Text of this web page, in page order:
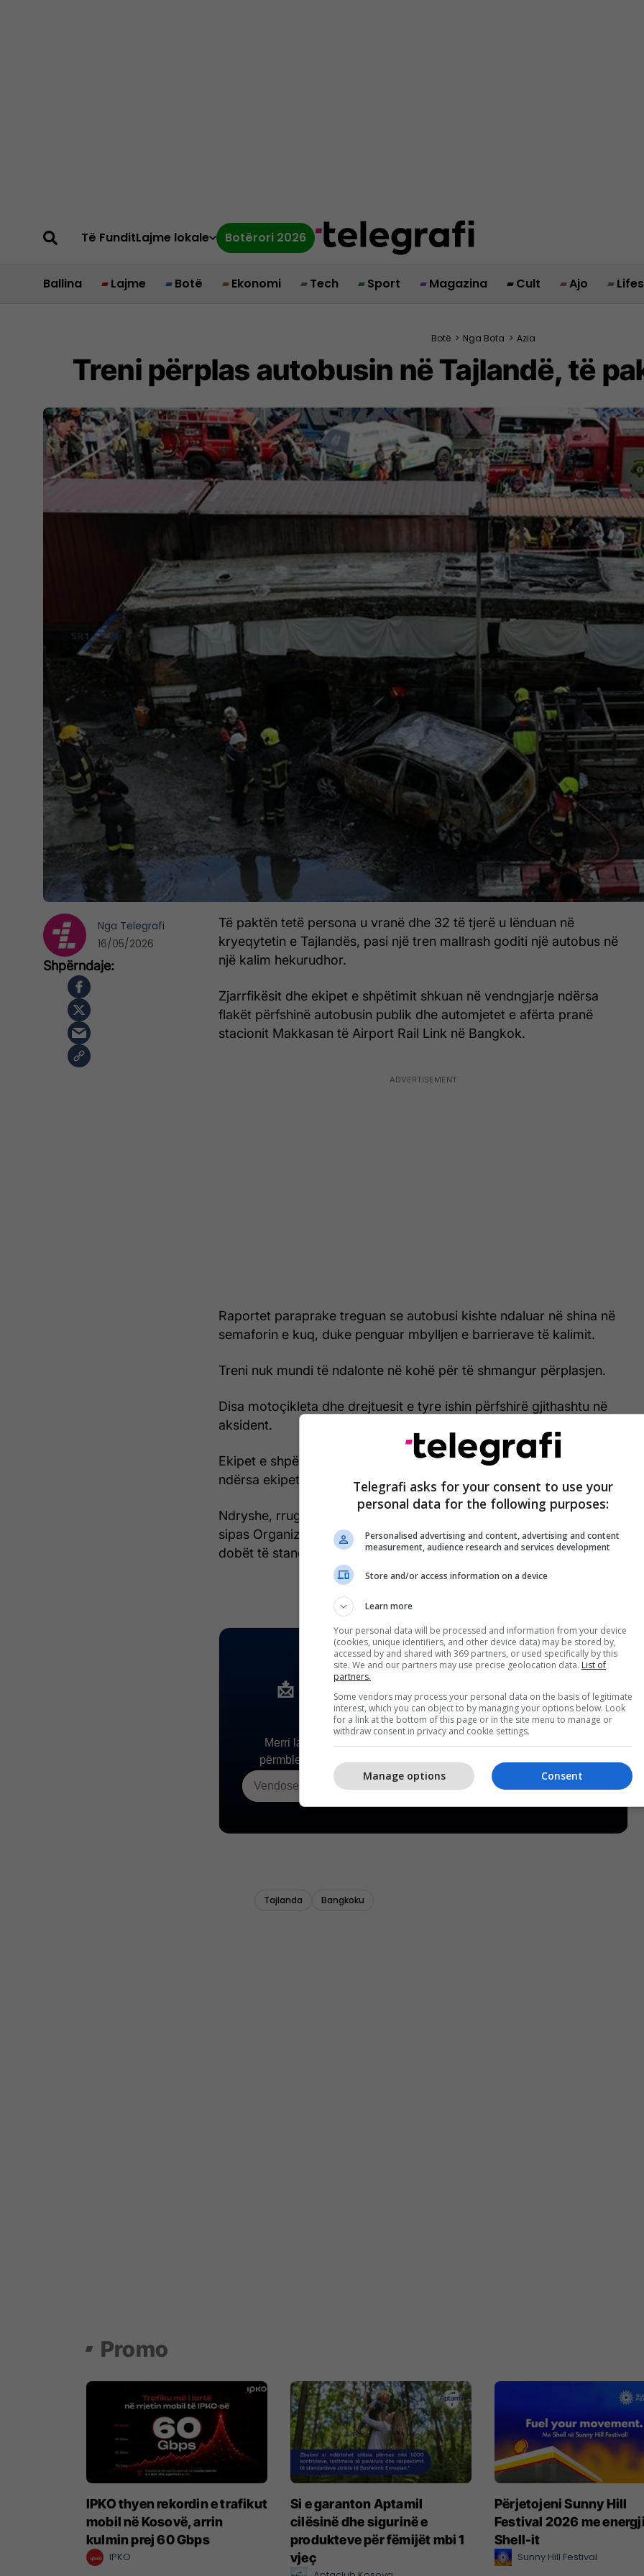
Të FunditLajme lokale Botërori 2026
Ballina Lajme Botë Ekonomi Tech Sport Magazina Cult Ajo
Botë > Nga Bota > Azia
Treni përplas autobusin në Tajlandë, të
Të paktën tetë persona u vranë dhe 32 të tjerë u lënduan në
kryeqytetin e Tajlandës, pasi një tren mallrash goditi një autobus në
një kalim hekurudhor.
Zjarrfikësit dhe ekipet e shpëtimit shkuan në vendngjarje ndërsa
flakët përfshinë autobusin publik dhe automjetet e afërta pranë
stacionit Makkasan të Airport Rail Link në Bangkok.
Raportet paraprake treguan se autobusi kishte ndaluar në shina në
semaforin e kuq, duke penguar mbylljen e barrierave të kalimit.
Treni nuk mundi të ndalonte në kohë për të shmangur përplasjen.
Disa motoçikleta dhe drejtuesit e tyre ishin përfshirë gjithashtu në
aksident.
Ekipet e shpëtimit punuan për të nxjerrë viktimat nga rrënojat,
ndërsa ekipet e zjarrfikësve u përpoqën të shuanin flakët.
Ndryshe, rrugët e Tajlandës janë ndër më vdekjeprurëset në botë,
sipas Organizatës Botërore të Shëndetësisë, për shkak të zbatimit të
dobët të standardeve të sigurisë./Telegrafi/
Nga Telegrafi
16/05/2026
Telegrafi asks for your consent to use your
personal data for the following purposes:
Personalised advertising and content, advertising and content
measurement, audience research and services development
Store and/or access information on a device
Learn more
Your personal data will be processed and information from your device
(cookies, unique identifiers, and other device data) may be stored by,
accessed by and shared with 369 partners, or used specifically by this
site. We and our partners may use precise geolocation data. List of
partners.
Some vendors may process your personal data on the basis of legitimate
interest, which you can object to by managing your options below. Look
for a link at the bottom of this page or in the site menu to manage or
withdraw consent in privacy and cookie settings.
Consent
Manage options